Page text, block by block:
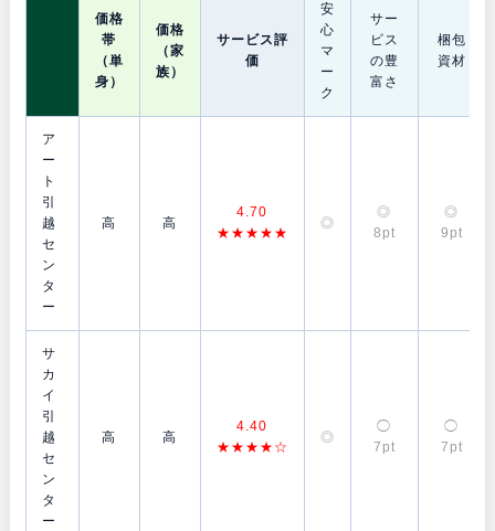
価格
帯
（単
身）
価格
（家
族）
サービス評
価
安
心
マ
ー
ク
サー
ビス
の豊
富さ
梱包
資材
ア
ー
ト
引
越
セ
ン
タ
ー
高 高
4.70
★★★★★
◎
◎
8pt
◎
9pt
サ
カ
イ
引
越
セ
ン
タ
ー
高 高
4.40
★★★★☆
◎
◯
7pt
◯
7pt